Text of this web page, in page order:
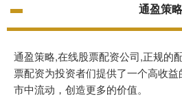
通盈策略
通盈策略,在线股票配资公司,正规的
票配资为投资者们提供了一个高收
市中流动，创造更多的价值。